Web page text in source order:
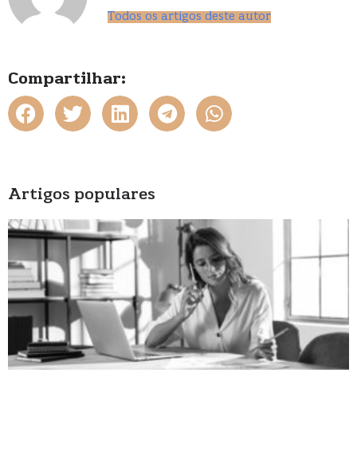
Todos os artigos deste autor
Compartilhar:
Artigos populares